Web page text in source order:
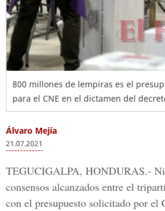
800 millones de lempiras es el
para el CNE en el dictamen del
Álvaro Mejía
21.07.2021
TEGUCIGALPA, HONDURAS.-
consensos alcanzados entre el
con el presupuesto solicitado por el